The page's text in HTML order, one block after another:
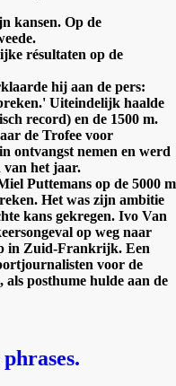
kansen. Op de
résultaten op de
hij aan de pers:
Uiteindelijk haalde
record) en de 1500 m.
de Trofee voor
ontvangst nemen en werd
van het jaar.
Puttemans op de 5000 m
Het was zijn ambitie
kans gekregen. Ivo Van
op weg naar
in Zuid-Frankrijk. Een
voor de
posthume hulde aan de